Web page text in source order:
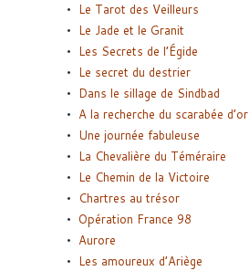
Le Tarot des Veilleurs
Le Jade et le Granit
Les Secrets de l’Égide
Le secret du destrier
Dans le sillage de Sindbad
A la recherche du scarabée d’or
Une journée fabuleuse
La Chevalière du Téméraire
Le Chemin de la Victoire
Chartres au trésor
Opération France 98
Aurore
Les amoureux d’Ariège